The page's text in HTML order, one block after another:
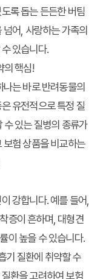
록 돕는 든든한 버팀
어, 사랑하는 가족의
있습니다.
의 핵심!
는 바로 반려동물의
유전적으로 특정 질
수 있는 질병의 종류가
보험 상품을 비교하는
강합니다. 예를 들어,
증이 흔하며, 대형견
이 높을 수 있습니다.
기 질환에 취약할 수
환을 고려하여 보험